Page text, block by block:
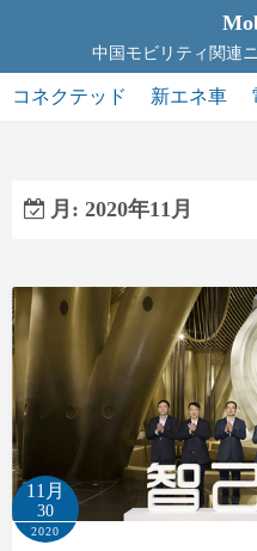
テ
ン
プ
中国モビリティ関連
コネクテッド 新エネ車
月: 2020年11月
11月
30
2020